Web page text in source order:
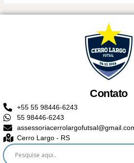
Contato
+55 55 98446-6243
55 98446-6243
Cerro Largo - RS